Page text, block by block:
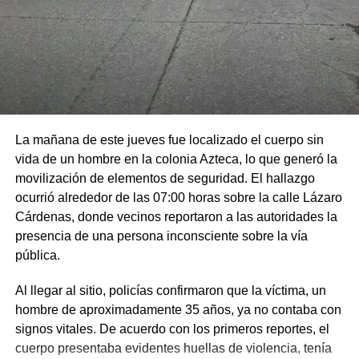
La mañana de este jueves fue localizado el cuerpo sin
vida de un hombre en la colonia Azteca, lo que generó la
movilización de elementos de seguridad. El hallazgo
ocurrió alrededor de las 07:00 horas sobre la calle Lázaro
Cárdenas, donde vecinos reportaron a las autoridades la
presencia de una persona inconsciente sobre la vía
pública.
Al llegar al sitio, policías confirmaron que la víctima, un
hombre de aproximadamente 35 años, ya no contaba con
signos vitales. De acuerdo con los primeros reportes, el
cuerpo presentaba evidentes huellas de violencia, tenía